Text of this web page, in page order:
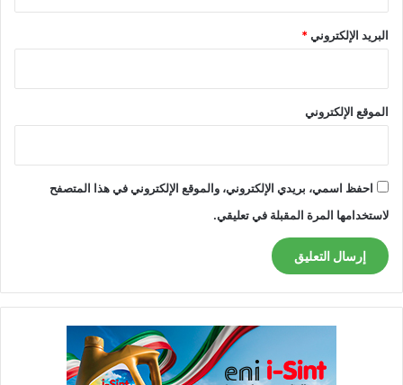
البريد الإلكتروني*
الموقع الإلكتروني
احفظ اسمي، بريدي الإلكتروني، والموقع الإلكتروني في هذا المتصفح
لاستخدامها المرة المقبلة في تعليقي.